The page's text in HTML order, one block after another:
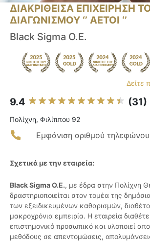
ΔΙΑΚΡΙΘΕΙΣΑ ΕΠΙΧΕΙΡΗΣΗ
ΔΙΑΓΩΝΙΣΜΟΥ ‘’ ΑΕΤΟΙ ‘’
Black Sigma O.E.
Δείτε
9.4 (31)
Πολίχνη, Φιλίππου 92
Εμφάνιση αριθμού τηλεφώνου
Σχετικά με την εταιρεία:
Black Sigma Ο.Ε., με έδρα στην Πολίχνη
δραστηριοποιείται στον τομέα της
των εξειδικευμένων καθαρισμών,
μακροχρόνια εμπειρία. Η εταιρεία
επιστημονικό προσωπικό και υλοποιεί
μεθόδους σε απεντομώσεις,